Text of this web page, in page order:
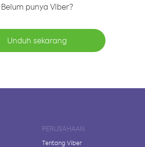
Belum punya Viber?
Unduh sekarang
PERUSAHAAN
Tentang Viber